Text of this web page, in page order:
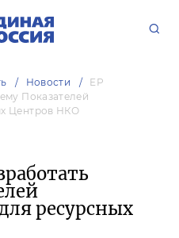
Новости
ЕР
Показателей
Центров НКО
ресурсных